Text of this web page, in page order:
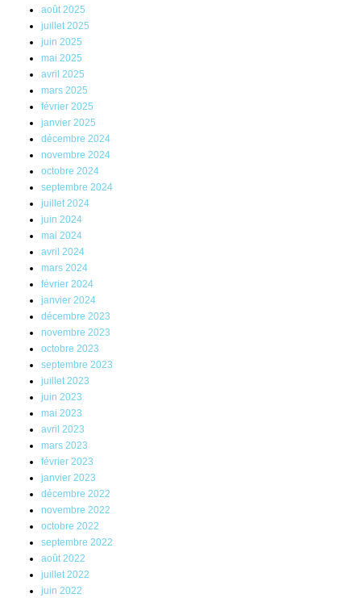
août 2025
juillet 2025
juin 2025
mai 2025
avril 2025
mars 2025
février 2025
janvier 2025
décembre 2024
novembre 2024
octobre 2024
septembre 2024
juillet 2024
juin 2024
mai 2024
avril 2024
mars 2024
février 2024
janvier 2024
décembre 2023
novembre 2023
octobre 2023
septembre 2023
juillet 2023
juin 2023
mai 2023
avril 2023
mars 2023
février 2023
janvier 2023
décembre 2022
novembre 2022
octobre 2022
septembre 2022
août 2022
juillet 2022
juin 2022